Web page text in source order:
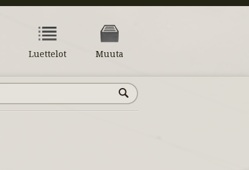
Luettelot Muuta